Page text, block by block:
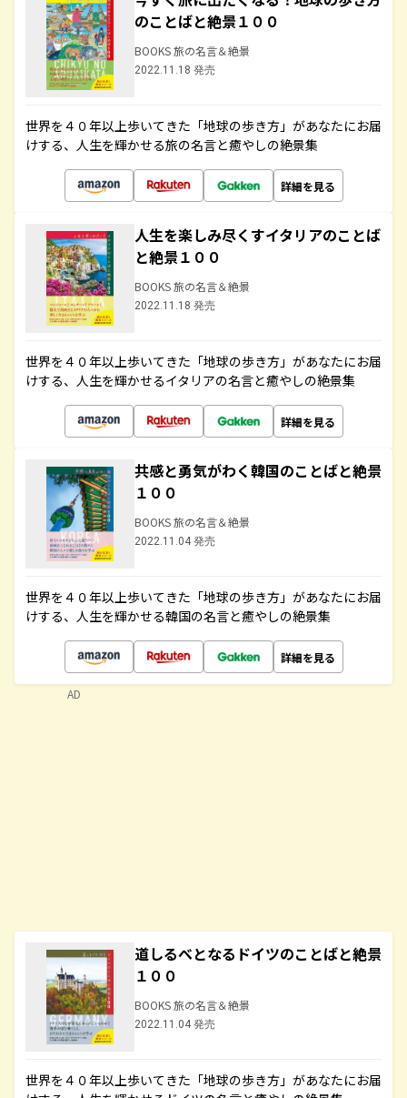
のことばと絶景１００
BOOKS 旅の名言＆絶景
2022.11.18 発売
世界を４０年以上歩いてきた「地球の歩き方」があなたにお届
けする、人生を輝かせる旅の名言と癒やしの絶景集
詳細を見る
人生を楽しみ尽くすイタリアのことば
と絶景１００
BOOKS 旅の名言＆絶景
2022.11.18 発売
世界を４０年以上歩いてきた「地球の歩き方」があなたにお届
けする、人生を輝かせるイタリアの名言と癒やしの絶景集
詳細を見る
共感と勇気がわく韓国のことばと絶景
１００
BOOKS 旅の名言＆絶景
2022.11.04 発売
世界を４０年以上歩いてきた「地球の歩き方」があなたにお届
けする、人生を輝かせる韓国の名言と癒やしの絶景集
詳細を見る
道しるべとなるドイツのことばと絶景
１００
BOOKS 旅の名言＆絶景
2022.11.04 発売
世界を４０年以上歩いてきた「地球の歩き方」があなたにお届
AD